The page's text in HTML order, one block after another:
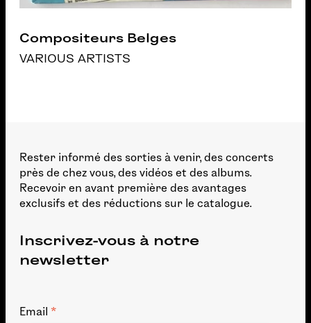
Compositeurs Belges
VARIOUS ARTISTS
Rester informé des sorties à venir, des concerts
près de chez vous, des vidéos et des albums.
Recevoir en avant première des avantages
exclusifs et des réductions sur le catalogue.
Inscrivez-vous à notre
newsletter
Email *